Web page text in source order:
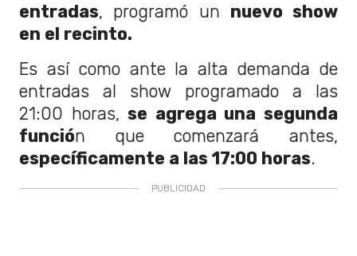
entradas, programó un nuevo show
en el recinto.
Es así como ante la alta demanda de
entradas al show programado a las
21:00 horas,se agrega una segunda
función que comenzará antes,
específicamente a las 17:00 horas.